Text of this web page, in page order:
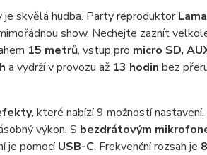
skvělá hudba. Party reproduktor
show. Nechejte zaznít
15 metrů, vstup pro micro SD,
a vydrží v provozu až 13 hodin bez
, které nabízí 9 možností nastavení.
výkon. S bezdrátovým
je pomocíUSB-C. Frekvenční rozsah je